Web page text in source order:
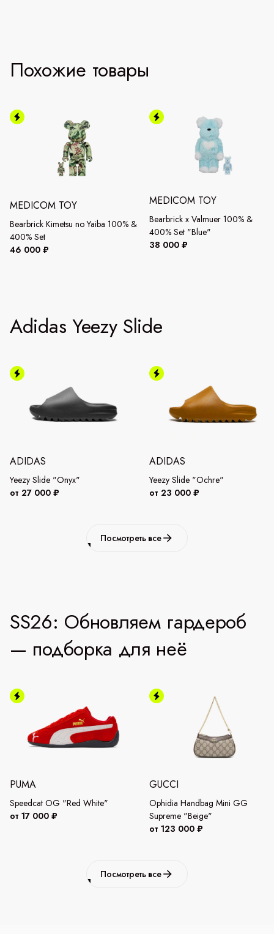
Похожие товары
MEDICOM TOY
Bearbrick Kimetsu no Yaiba 100% &
400% Set
46 000 ₽
MEDICOM TOY
Bearbrick x Valmuer 100% &
400% Set "Blue"
38 000 ₽
Adidas Yeezy Slide
ADIDAS
Yeezy Slide "Onyx"
от 27 000 ₽
ADIDAS
Yeezy Slide "Ochre"
от 23 000 ₽
Посмотреть все
SS26: Обновляем гардероб
— подборка для неё
PUMA
Speedcat OG "Red White"
от 17 000 ₽
GUCCI
Ophidia Handbag Mini GG
Supreme "Beige"
от 123 000 ₽
Посмотреть все